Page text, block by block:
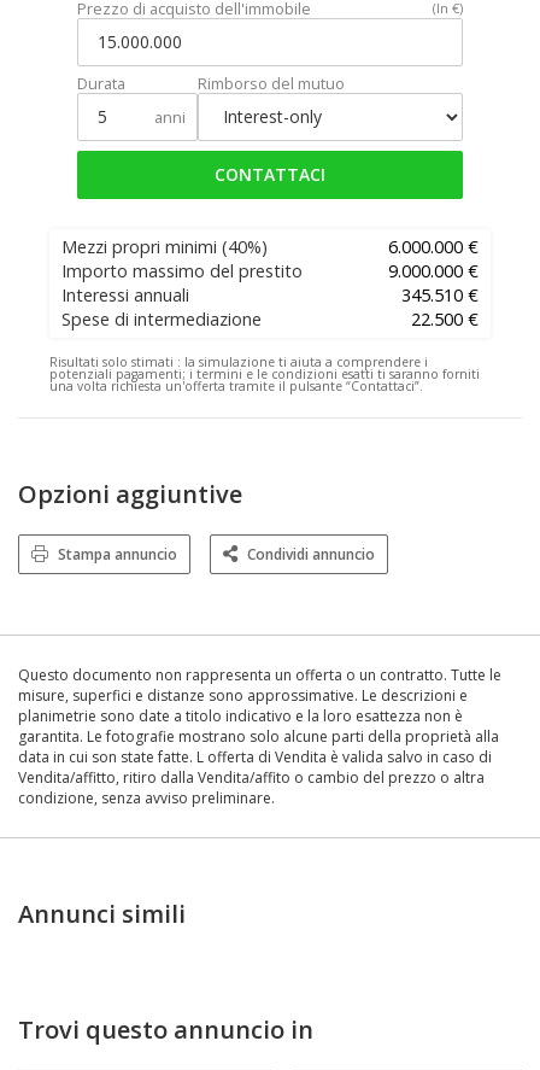
Prezzo di acquisto dell'immobile (In €)
Durata
anni
Rimborso del mutuo
CONTATTACI
Mezzi propri minimi (40%)
6.000.000 €
Importo massimo del prestito
9.000.000 €
Interessi annuali
345.510 €
Spese di intermediazione
22.500 €
Risultati solo stimati : la simulazione ti aiuta a comprendere i
potenziali pagamenti; i termini e le condizioni esatti ti saranno forniti
una volta richiesta un'offerta tramite il pulsante “Contattaci”.
Opzioni aggiuntive
Stampa annuncio Condividi annuncio
Questo documento non rappresenta un offerta o un contratto. Tutte le
misure, superfici e distanze sono approssimative. Le descrizioni e
planimetrie sono date a titolo indicativo e la loro esattezza non è
garantita. Le fotografie mostrano solo alcune parti della proprietà alla
data in cui son state fatte. L offerta di Vendita è valida salvo in caso di
Vendita/affitto, ritiro dalla Vendita/affito o cambio del prezzo o altra
condizione, senza avviso preliminare.
Annunci simili
Trovi questo annuncio in